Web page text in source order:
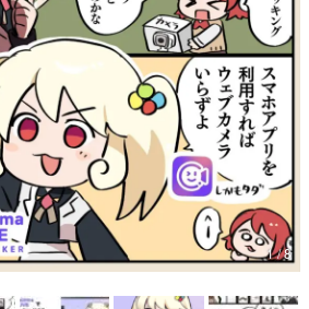
は？
1 / 8